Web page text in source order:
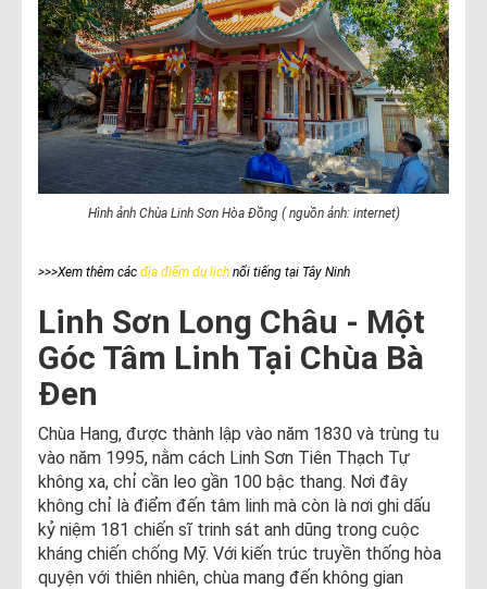
Hình ảnh Chùa Linh Sơn Hòa Đồng ( nguồn ảnh: internet)
>>>Xem thêm các địa điểm du lịch nổi tiếng tại Tây Ninh
Linh Sơn Long Châu - Một
Góc Tâm Linh Tại Chùa Bà
Đen
Chùa Hang, được thành lập vào năm 1830 và trùng tu
vào năm 1995, nằm cách Linh Sơn Tiên Thạch Tự
không xa, chỉ cần leo gần 100 bậc thang. Nơi đây
không chỉ là điểm đến tâm linh mà còn là nơi ghi dấu
kỷ niệm 181 chiến sĩ trinh sát anh dũng trong cuộc
kháng chiến chống Mỹ. Với kiến trúc truyền thống hòa
quyện với thiên nhiên, chùa mang đến không gian